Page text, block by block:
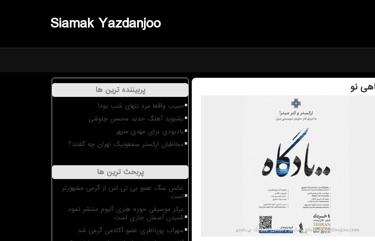
Siamak Yazdanjoo
نو پربیننده ترین ها
حبیب واقعا مرد تنهای شب بود!
بشنوید آهنگ جدید محسن چاوشی
یادبودی برای مهدی سپهر
مخاطبان ارکستر سمفونیک تهران چه گفتند؟
پربحث ترین ها
عکس سگ عضو بی تی اس از گرمی مشهورتر
است
مرکز موسیقی حوزه هنری آلبوم منتشر نمود
شنیدن آسمان جاری است
سهراب پورناظری عضو آکادمی گرمی شد